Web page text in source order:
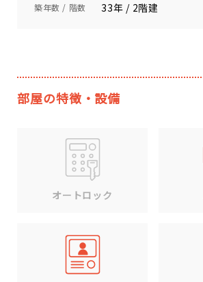
築年数 / 階数 33年 / 2階建
部屋の特徴・設備
オートロック